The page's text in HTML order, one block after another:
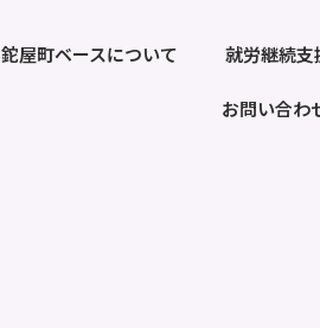
鉈屋町ベースについて 就労継続
お問い合わ